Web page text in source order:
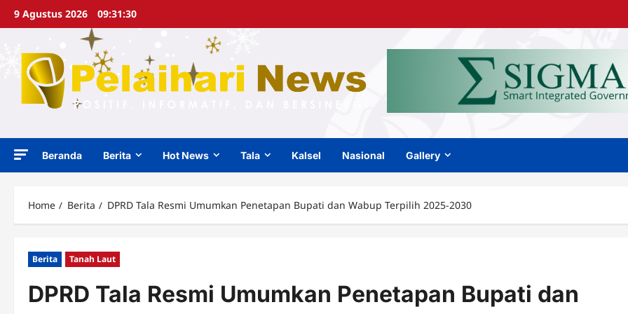
Skip9 Agustus 2026 09:31:31
Beranda Berita Hot News Tala Kalsel Nasional Gallery
Home Berita DPRD Tala Resmi Umumkan Penetapan Bupati dan Wabup Terpilih 2025-2030
Berita Tanah Laut
DPRD Tala Resmi Umumkan Penetapan Bupati dan